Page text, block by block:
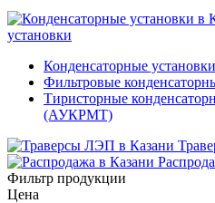
установки
Конденсаторные
Фильтровые
Тиристорные
(АУКРМТ)
Фильтр продукции
Цена